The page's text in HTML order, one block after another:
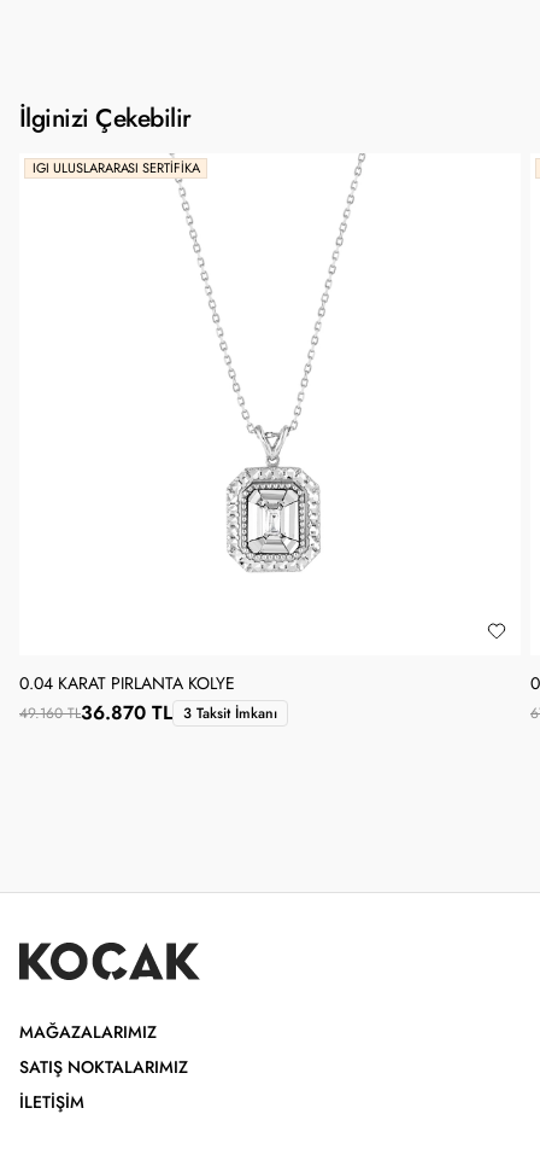
İlginizi Çekebilir
IGI ULUSLARARASI SERTIFIKA
0.04 KARAT PIRLANTA KOLYE
49.160 TL36.870 TL 3 Taksit İmkanı
MAĞAZALARIMIZ
SATIŞ NOKTALARIMIZ
İLETIŞIM